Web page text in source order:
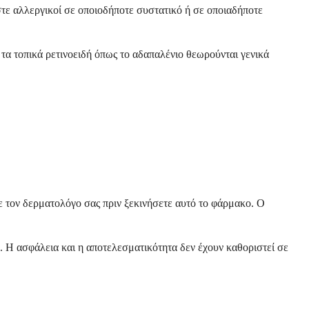
αλλεργικοί σε οποιοδήποτε συστατικό ή σε οποιαδήποτε
τοπικά ρετινοειδή όπως το αδαπαλένιο θεωρούνται γενικά
τον δερματολόγο σας πριν ξεκινήσετε αυτό το φάρμακο. Ο
ασφάλεια και η αποτελεσματικότητα δεν έχουν καθοριστεί σε